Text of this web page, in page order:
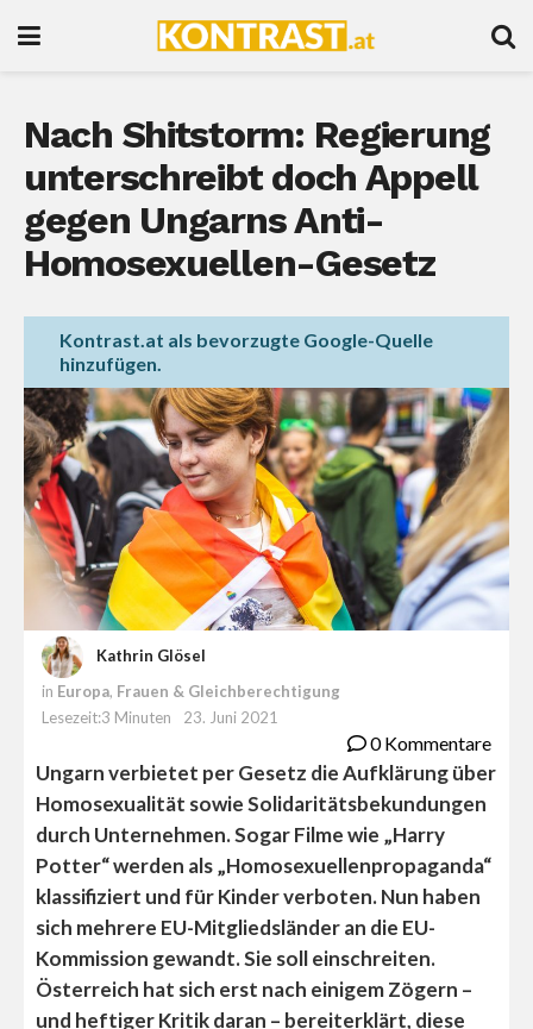
Nach Shitstorm: Regierung
unterschreibt doch Appell
gegen Ungarns Anti-
Homosexuellen-Gesetz
Kontrast.at als bevorzugte Google-Quelle
hinzufügen.
Kathrin Glösel
in Europa, Frauen & Gleichberechtigung
Lesezeit:3 Minuten
23. Juni 2021
0 Kommentare
Ungarn verbietet per Gesetz die Aufklärung über
Homosexualität sowie Solidaritätsbekundungen
durch Unternehmen. Sogar Filme wie „Harry
Potter“ werden als „Homosexuellenpropaganda“
klassifiziert und für Kinder verboten. Nun haben
sich mehrere EU-Mitgliedsländer an die EU-
Kommission gewandt. Sie soll einschreiten.
Österreich hat sich erst nach einigem Zögern –
und heftiger Kritik daran – bereiterklärt, diese